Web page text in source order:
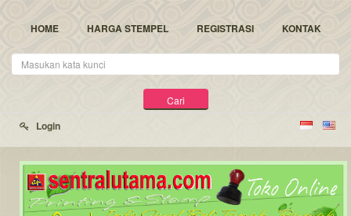
HOME HARGA STEMPEL REGISTRASI KONTAK
Kunci
Cari
Login